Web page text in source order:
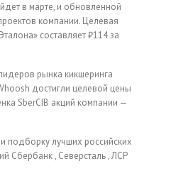
в марте, и обновленной
компании. Целевая
составляет ₽114 за
рынка кикшеринга
достигли целевой цены
SberCIB акций компании —
подборку лучших российских
Сбербанк , Северсталь , ЛСР